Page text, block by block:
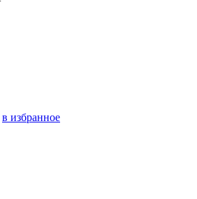
в избранное